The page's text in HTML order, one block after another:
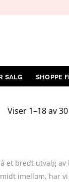
SALG SHOPPE
Viser 1–18 av
bredt utvalg
imellom, har